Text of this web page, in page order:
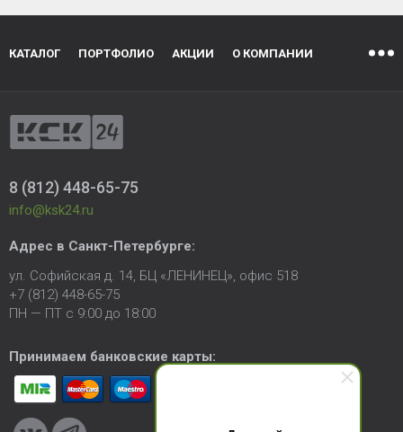
КАТАЛОГ ПОРТФОЛИО АКЦИИ О КОМПАНИИ
8 (812) 448-65-75
info@ksk24.ru
Адрес в Санкт-Петербурге:
ул. Софийская д. 14, БЦ «ЛЕНИНЕЦ», офис 518
+7 (812) 448-65-75
ПН — ПТ с 9:00 до 18:00
Принимаем банковские карты: